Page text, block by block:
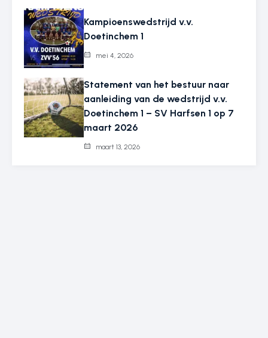
Kampioenswedstrijd v.v.
Doetinchem 1
mei 4, 2026
Statement van het bestuur naar
aanleiding van de wedstrijd v.v.
Doetinchem 1 – SV Harfsen 1 op 7
maart 2026
maart 13, 2026